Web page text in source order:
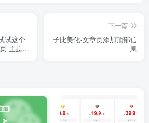
试这个
下一篇
子比美化-文章页添加顶部信
息